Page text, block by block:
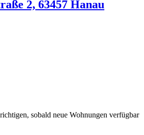
2, 63457 Hanau
sobald neue Wohnungen verfügbar